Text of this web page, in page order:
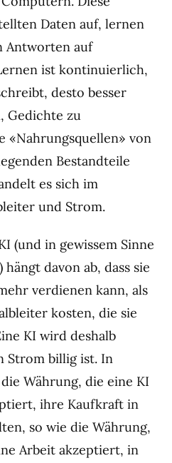
Daten auf, lernen
Antworten auf
ist kontinuierlich,
desto besser
Gedichte zu
«Nahrungsquellen» von
Bestandteile
es sich im
und Strom.
(und in gewissem Sinne
davon ab, dass sie
verdienen kann, als
kosten, die sie
KI wird deshalb
Strom billig ist. In
Währung, die eine KI
ihre Kaufkraft in
so wie die Währung,
Arbeit akzeptiert, in